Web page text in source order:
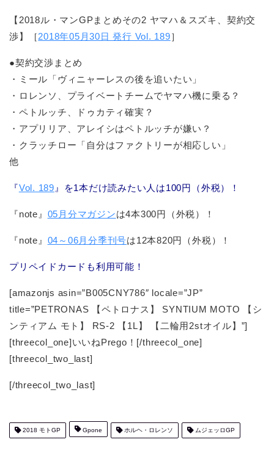
【2018ル・マンGPまとめその2 ヤマハ＆スズキ、契約交
渉】［2018年05月30日 発行 Vol. 189］
●契約交渉まとめ
・ミール「ヴィニャーレスの後を追いたい」
・ロレンソ、プライベートチームでヤマハ機に乗る？
・ペトルッチ、ドゥカティ確実？
・アプリリア、アレイシはペトルッチが嫌い？
・クラッチロー「自分はファクトリーが相応しい」
他
『Vol. 189 』を1本だけ読みたい人は100円（外税）！
『note』 05月分マガジンは4本300円（外税）！
『note』 04～06月分季刊号は12本820円（外税）！
プリペイドカードも利用可能！
[amazonjs asin=”B005CNY786″ locale=”JP”
title=”PETRONAS 【ペトロナス】 SYNTIUM MOTO 【シ
ンティアム モト】 RS-2 【1L】 【二輪用2stオイル】”]
[threecol_one]いいねPrego！[/threecol_one]
[threecol_two_last]
[/threecol_two_last]
2018 モトGP Gpone ホルヘ・ロレンソ ムジェッロGP